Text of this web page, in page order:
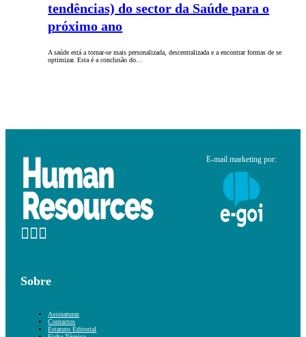
tendências) do sector da Saúde para o
próximo ano
A saúde está a tornar-se mais personalizada, descentralizada e a encontrar formas de se
optimizar. Esta é a conclusão do…
E-mail marketing por:
Sobre
Assinaturas
Contactos
Estatuto Editorial